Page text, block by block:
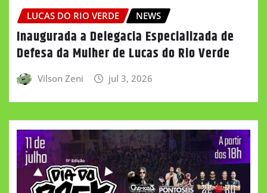
LUCAS DO RIO VERDE NEWS
Inaugurada a Delegacia Especializada de
Defesa da Mulher de Lucas do Rio Verde
Vilson Zeni jul 3, 2026